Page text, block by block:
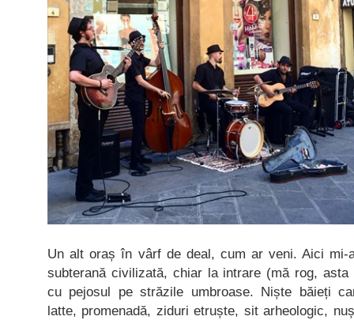
Un alt oraș în vârf de deal, cum ar veni. Aici mi-
subterană civilizată, chiar la intrare (mă rog,
cu pejosul pe străzile umbroase. Niște băieți
latte, promenadă, ziduri etruște, sit arheologic,